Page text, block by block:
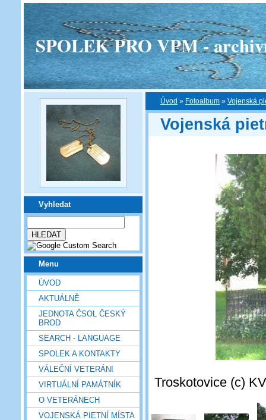
SPOLEK PRO VPM -
Vyhledat
Menu
ÚVOD
AKTUÁLNĚ
JEDNOTA ČSOL ČESKÝ
BROD
SEARCH - LANGUAGE
SPOLEK A KONTAKTY
VÁLEČNÍ VETERÁNI
VIRTUÁLNÍ PAMÁTNÍK
O VETERÁNECH
VOJENSKÁ PIETNÍ MÍSTA
Úvod » Fotoalbum » Vojenská
Vojenská
Troskotovice (c)